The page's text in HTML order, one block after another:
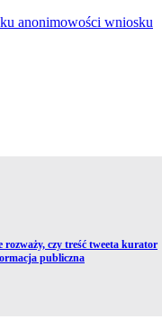
anonimowości wniosku
rozważy, czy treść tweeta kurator
publiczna